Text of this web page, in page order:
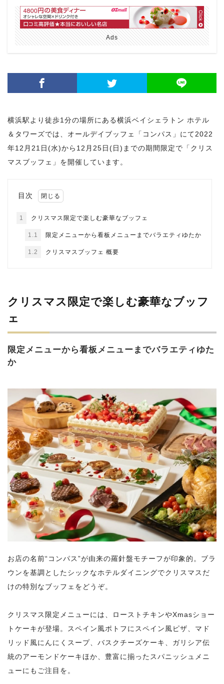
Ads
横浜駅より徒歩1分の場所にある横浜ベイシェラトン ホテル
＆タワーズでは、オールデイブッフェ「コンパス」にて2022
年12月21日(水)から12月25日(日)までの期間限定で「クリス
マスブッフェ」を開催しています。
目次
1 クリスマス限定で楽しむ豪華なブッフェ
1.1 限定メニューから看板メニューまでバラエティゆたか
1.2 クリスマスブッフェ 概要
クリスマス限定で楽しむ豪華なブッフ
ェ
限定メニューから看板メニューまでバラエティゆた
か
お店の名前“コンパス”が由来の羅針盤モチーフが印象的。ブラ
ウンを基調としたシックなホテルダイニングでクリスマスだ
けの特別なブッフェをどうぞ。
クリスマス限定メニューには、ローストチキンやXmasショー
トケーキが登場。スペイン風ポトフにスペイン風ピザ、マド
リッド風にんにくスープ、バスクチーズケーキ、ガリシア伝
統のアーモンドケーキほか、豊富に揃ったスパニッシュメニ
ューにもご注目を。